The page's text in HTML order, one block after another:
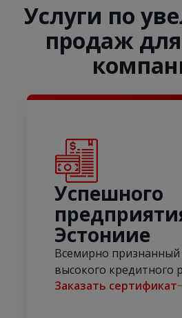
Услуги по
продаж
Успешного
Эстонииe
Всемирно признанный
высокого кредитного
Заказать сертификат